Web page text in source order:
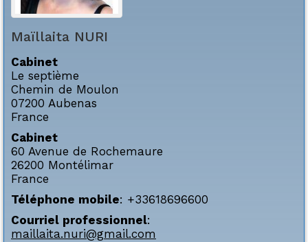
Maïllaita NURI
Cabinet
Le septième
Chemin de Moulon
07200 Aubenas
France
Cabinet
60 Avenue de Rochemaure
26200 Montélimar
France
Téléphone mobile: +33618696600
Courriel professionnel:
maillaita.nuri@gmail.com